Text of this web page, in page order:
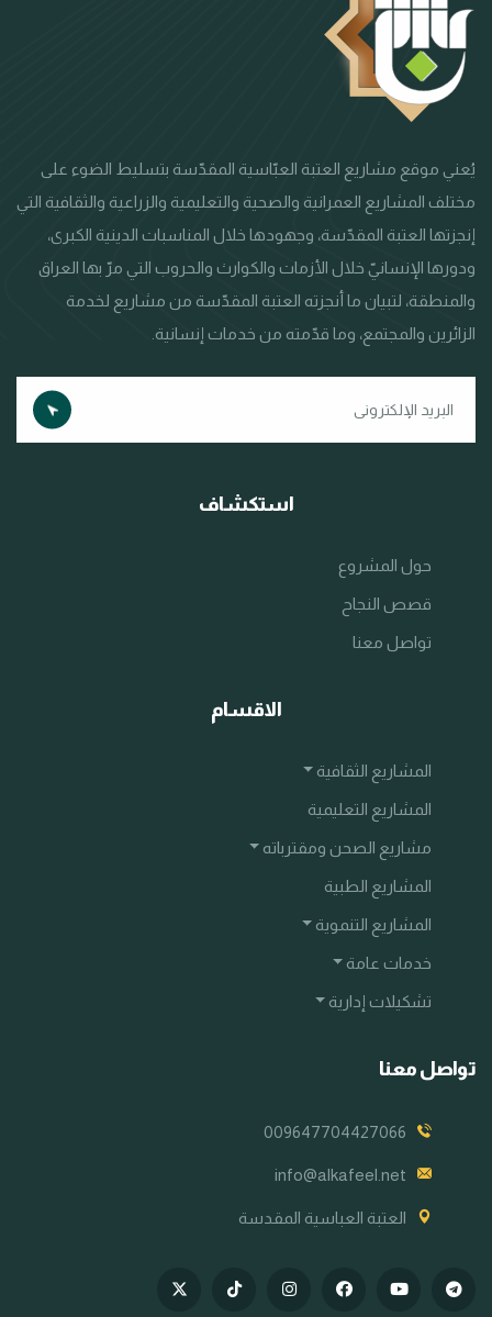
يُعني موقع مشاريع العتبة العبّاسية المقدّسة بتسليط الضوء على
مختلف المشاريع العمرانية والصحية والتعليمية والزراعية والثقافية التي
إنجزتها العتبة المقدّسة، وجهودها خلال المناسبات الدينية الكبرى،
ودورها الإنسانيّ خلال الأزمات والكوارث والحروب التي مرّ بها العراق
والمنطقة، لتبيان ما أنجزته العتبة المقدّسة من مشاريع لخدمة
الزائرين والمجتمع، وما قدّمته من خدمات إنسانية.
استكشاف
حول المشروع
قصص النجاح
تواصل معنا
الاقسام
المشاريع الثقافية
المشاريع التعليمية
مشاريع الصحن ومقترباته
المشاريع الطبية
المشاريع التنموية
خدمات عامة
تشكيلات إدارية
تواصل معنا
009647704427066
info@alkafeel.net
العتبة العباسية المقدسة